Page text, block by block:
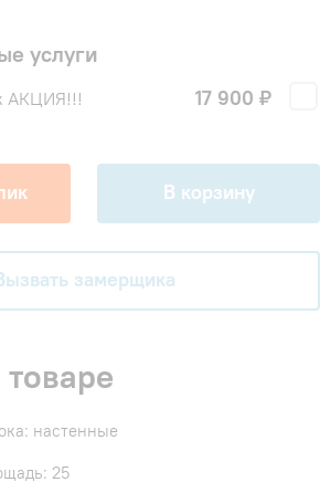
услуги
АКЦИЯ!!! 17 900 ₽
В корзину
замерщика
настенные
25